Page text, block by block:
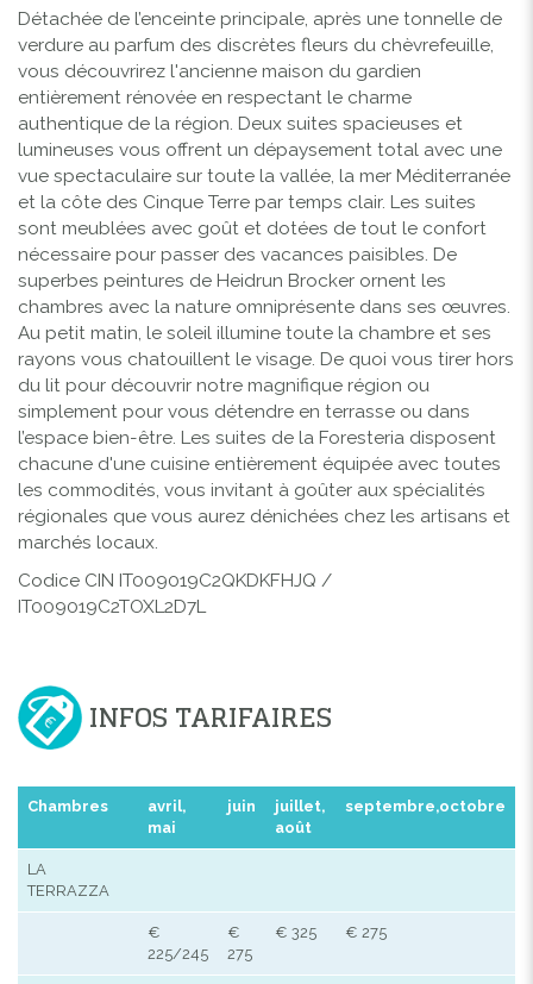
Détachée de l’enceinte principale, après une tonnelle de
verdure au parfum des discrètes fleurs du chèvrefeuille,
vous découvrirez l'ancienne maison du gardien
entièrement rénovée en respectant le charme
authentique de la région. Deux suites spacieuses et
lumineuses vous offrent un dépaysement total avec une
vue spectaculaire sur toute la vallée, la mer Méditerranée
et la côte des Cinque Terre par temps clair. Les suites
sont meublées avec goût et dotées de tout le confort
nécessaire pour passer des vacances paisibles. De
superbes peintures de Heidrun Brocker ornent les
chambres avec la nature omniprésente dans ses œuvres.
Au petit matin, le soleil illumine toute la chambre et ses
rayons vous chatouillent le visage. De quoi vous tirer hors
du lit pour découvrir notre magnifique région ou
simplement pour vous détendre en terrasse ou dans
l’espace bien-être. Les suites de la Foresteria disposent
chacune d'une cuisine entièrement équipée avec toutes
les commodités, vous invitant à goûter aux spécialités
régionales que vous aurez dénichées chez les artisans et
marchés locaux.
Codice CIN IT009019C2QKDKFHJQ /
IT009019C2TOXL2D7L
INFOS TARIFAIRES
Chambres
avril,
mai
juin
juillet,
août
septembre,octobre
LA
TERRAZZA
€
225/245
€
275
€ 325 € 275